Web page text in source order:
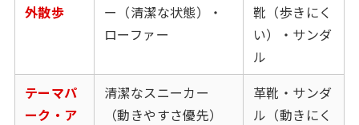
外散歩
ー（清潔な状態）・
ローファー
靴（歩きにく
い）・サンダ
ル
テーマパ
ーク・ア
清潔なスニーカー
（動きやすさ優先）
革靴・サンダ
ル（動きにく